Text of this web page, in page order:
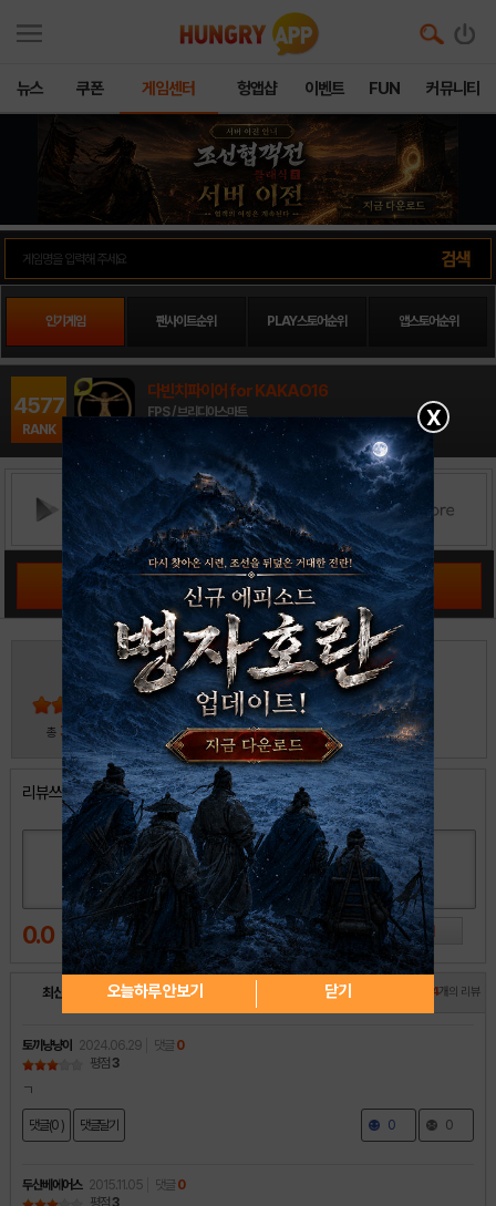
뉴스 쿠폰 게임센터 헝앱샵 이벤트 FUN 커뮤니티
인기게임 팬사이트순위 PLAY스토어순위 앱스토어순위
4577
RANK
다빈치파이어 for KAKAO16
FPS / 브리디아스마트
출시일:
공략 커뮤니티 바로가기
4
총 30 명 참여
5
4
3
2
1
리뷰쓰기
0.0
최신순 인기순 14개의 리뷰
토끼냥냥이 2024.06.29 댓글 0
평점 3
ㄱ
댓글(0 ) 댓글달기 0 0
두산베에어스 2015.11.05 댓글 0
평점 3
X
오늘하루 안보기 닫기